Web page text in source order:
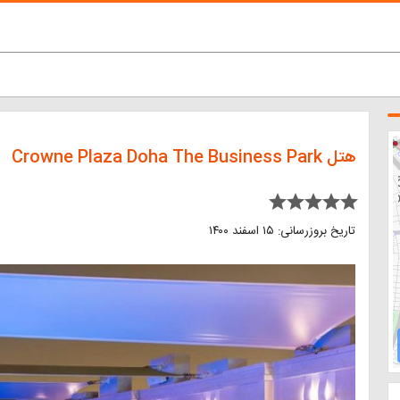
هتل Crowne Plaza Doha The Business Park
star star star star star
تاریخ بروزرسانی: ۱۵ اسفند ۱۴۰۰